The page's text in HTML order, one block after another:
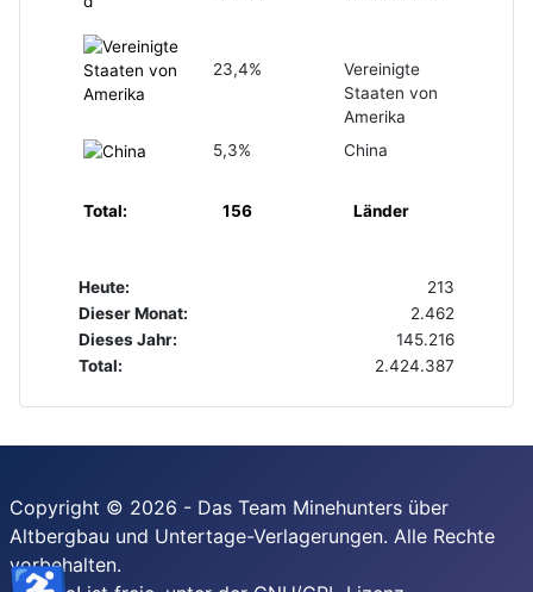
23,4%
Vereinigte
Staaten von
Amerika
5,3%
China
Total: 156 Länder
Heute:
213
Dieser Monat:
2.462
Dieses Jahr:
145.216
Total:
2.424.387
Copyright © 2026 - Das Team Minehunters über
Altbergbau und Untertage-Verlagerungen. Alle Rechte
vorbehalten.